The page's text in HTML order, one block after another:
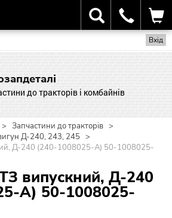
Вхід
до тракторів і комбайнів
> Запчастини до тракторів >
Д-240, 243, 245 >
Д-240 (240-1008025-А) 50-1008025-
випускний, Д-240
А) 50-1008025-